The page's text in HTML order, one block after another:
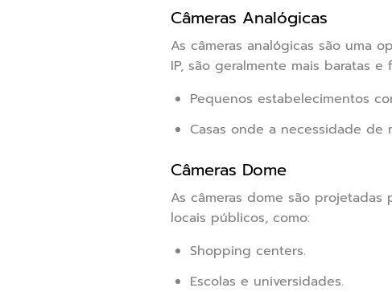
Câmeras Analógicas
As câmeras analógicas são uma
IP, são geralmente mais baratas
Pequenos estabelecimentos
Casas onde a necessidade de
Câmeras Dome
As câmeras dome são projetadas
locais públicos, como:
Shopping centers.
Escolas e universidades.